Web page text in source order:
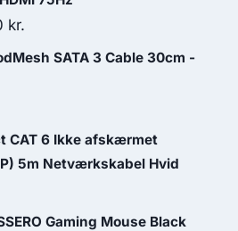
kr..
kr..
kr.
priceSATA 3 Cable 30cm -
CAT 6 Ikke afskærmet
5m Netværkskabel Hvid
Gaming Mouse Black